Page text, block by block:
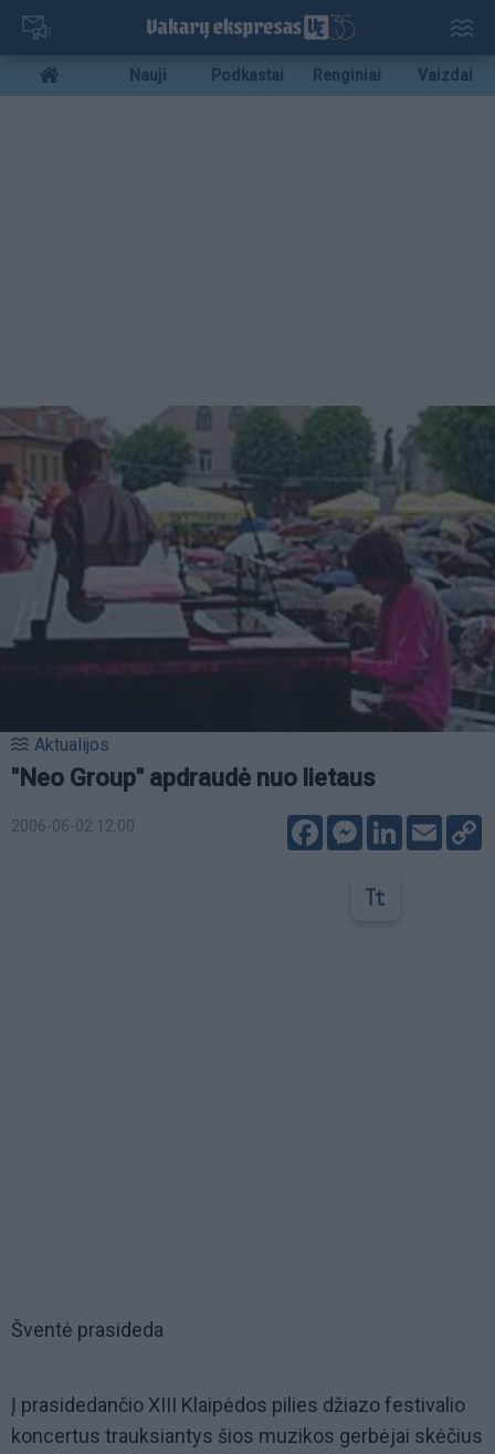
Pereiti
pagrindinį
turinį
Mobile
menu
Nauji Podkastai Renginiai Vaizdai
Aktualijos
"Neo Group" apdraudė nuo lietaus
2006-06-02 12:00 FacebookMessenger
LinkedIn
Email
Šventė prasideda
Į prasidedančio XIII Klaipėdos pilies džiazo festivalio
koncertus trauksiantys šios muzikos gerbėjai skėčius